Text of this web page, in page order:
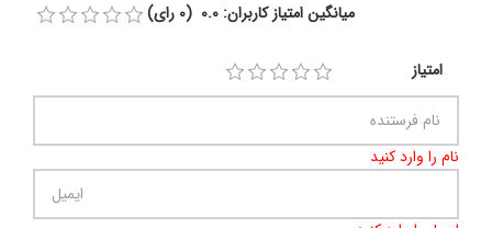
میانگین امتیاز کاربران: 0.0 (0 رای)
امتیاز
نام را وارد کنید